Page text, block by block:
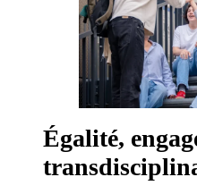
Égalité,